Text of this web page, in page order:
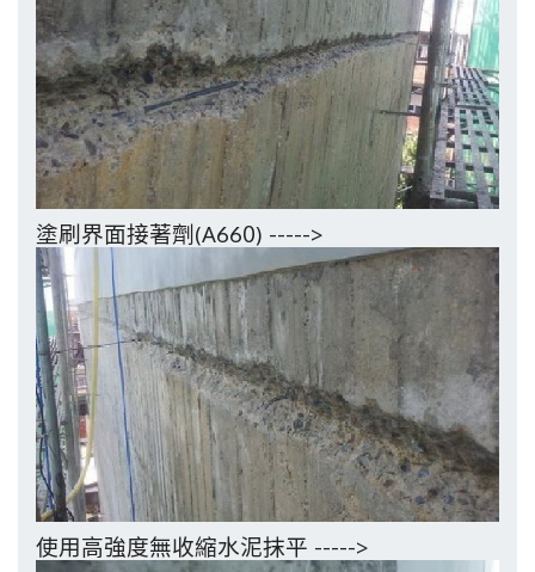
塗刷界面接著劑(A660) ----->
使用高強度無收縮水泥抹平 ----->